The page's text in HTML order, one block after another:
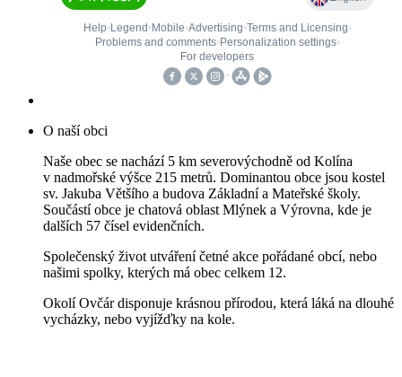
O naší obci
Naše obec se nachází 5 km severovýchodně od Kolína
v nadmořské výšce 215 metrů. Dominantou obce jsou kostel
sv. Jakuba Většího a budova Základní a Mateřské školy.
Součástí obce je chatová oblast Mlýnek a Výrovna, kde je
dalších 57 čísel evidenčních.
Společenský život utváření četné akce pořádané obcí, nebo
našimi spolky, kterých má obec celkem 12.
Okolí Ovčár disponuje krásnou přírodou, která láká na dlouhé
vycházky, nebo vyjížďky na kole.